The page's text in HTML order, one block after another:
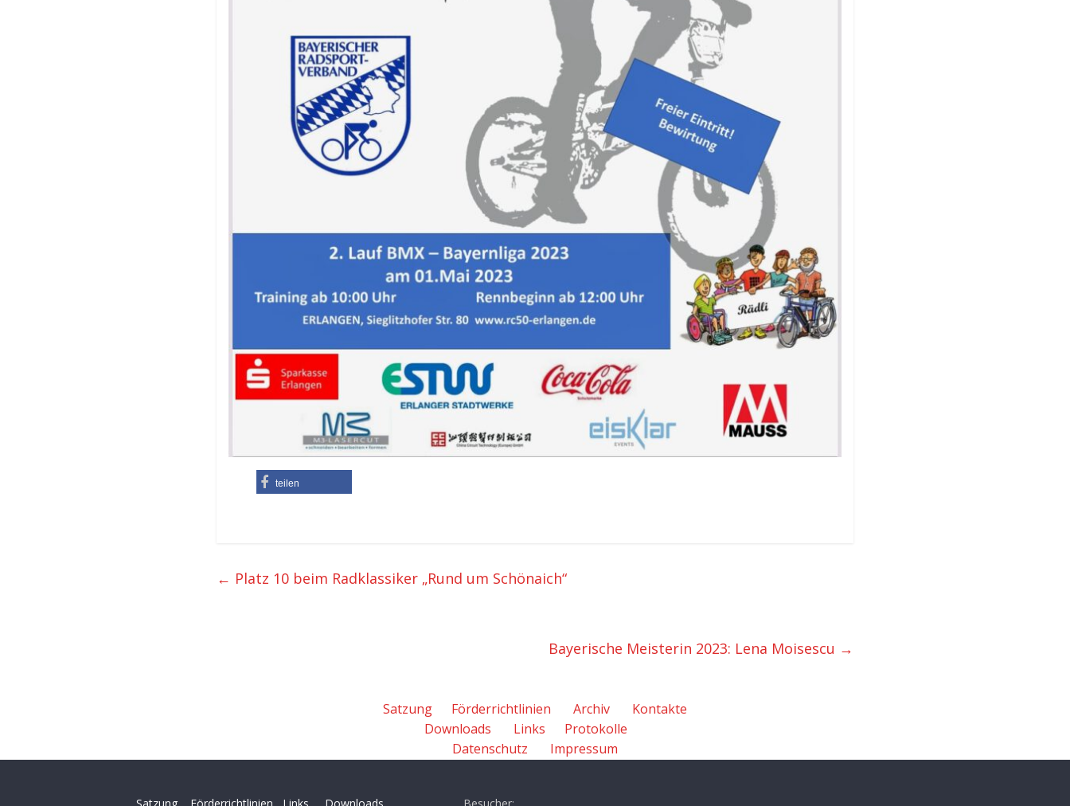
teilen
← Platz 10 beim Radklassiker „Rund um Schönaich“
Bayerische Meisterin 2023: Lena Moisescu →
Satzung Förderrichtlinien Archiv
Kontakte
Downloads
Links
Protokolle
Datenschutz
Impressum